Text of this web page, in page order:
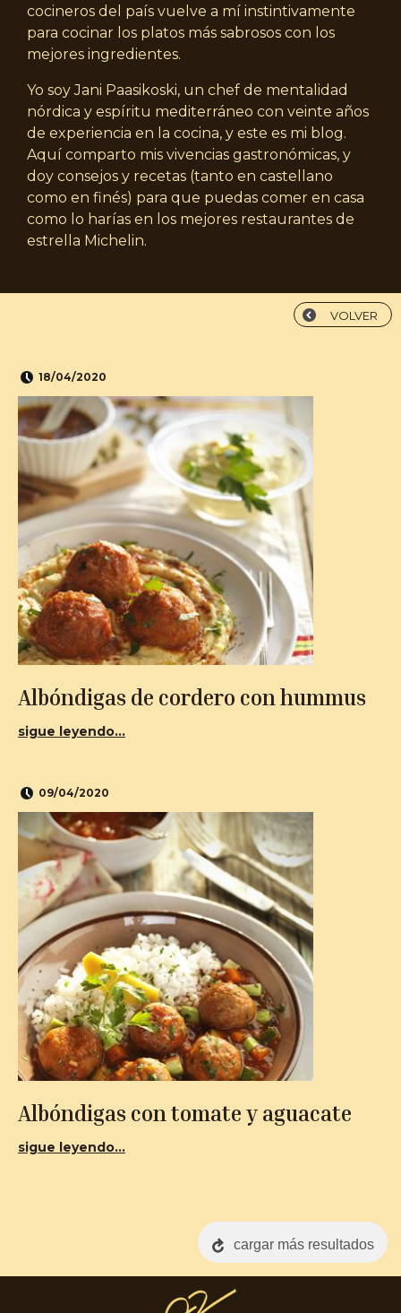
cocineros del país vuelve a mí instintivamente
para cocinar los platos más sabrosos con los
mejores ingredientes.
Yo soy Jani Paasikoski, un chef de mentalidad
nórdica y espíritu mediterráneo con veinte años
de experiencia en la cocina, y este es mi blog.
Aquí comparto mis vivencias gastronómicas, y
doy consejos y recetas (tanto en castellano
como en finés) para que puedas comer en casa
como lo harías en los mejores restaurantes de
estrella Michelin.
VOLVER
18/04/2020
Albóndigas de cordero con hummus
sigue leyendo...
09/04/2020
Albóndigas con tomate y aguacate
sigue leyendo...
cargar más resultados